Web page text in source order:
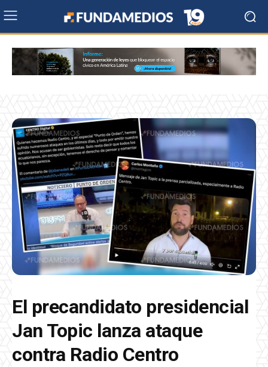
El precandidato presidencial
Jan Topic lanza ataque
contra Radio Centro